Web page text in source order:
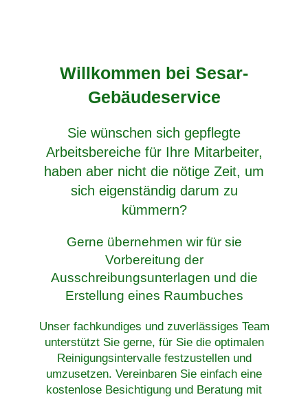
Willkommen bei Sesar-
Gebäudeservice
Sie wünschen sich gepflegte
Arbeitsbereiche für Ihre Mitarbeiter,
haben aber nicht die nötige Zeit, um
sich eigenständig darum zu
kümmern?
Gerne übernehmen wir für sie
Vorbereitung der
Ausschreibungsunterlagen und die
Erstellung eines Raumbuches
Unser fachkundiges und zuverlässiges Team
unterstützt Sie gerne, für Sie die optimalen
Reinigungsintervalle festzustellen und
umzusetzen. Vereinbaren Sie einfach eine
kostenlose Besichtigung und Beratung mit